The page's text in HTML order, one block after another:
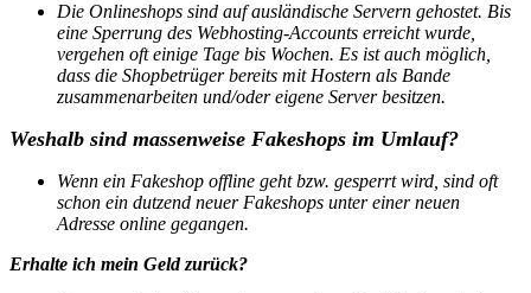
Die Onlineshops sind auf ausländische Servern gehostet. Bis
eine Sperrung des Webhosting-Accounts erreicht wurde,
vergehen oft einige Tage bis Wochen. Es ist auch möglich,
dass die Shopbetrüger bereits mit Hostern als Bande
zusammenarbeiten und/oder eigene Server besitzen.
Weshalb sind massenweise Fakeshops im Umlauf?
Wenn ein Fakeshop offline geht bzw. gesperrt wird, sind oft
schon ein dutzend neuer Fakeshops unter einer neuen
Adresse online gegangen.
Erhalte ich mein Geld zurück?